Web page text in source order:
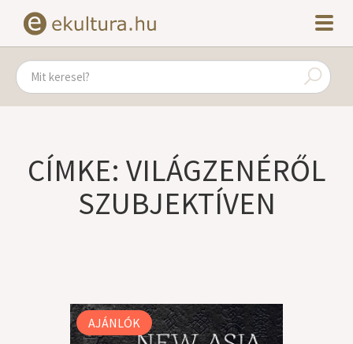
CÍMKE: VILÁGZENÉRŐL
SZUBJEKTÍVEN
AJÁNLÓK